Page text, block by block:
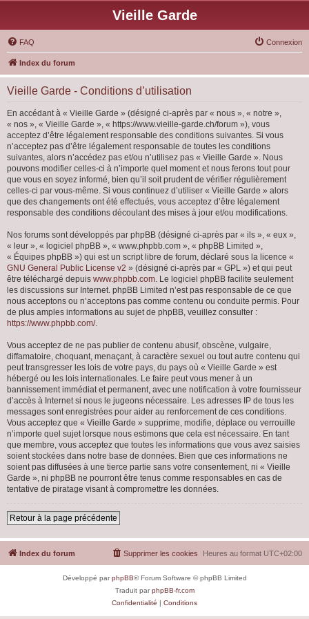
Vieille Garde
FAQ Connexion
Index du forum
Vieille Garde - Conditions d’utilisation
En accédant à « Vieille Garde » (désigné ci-après par « nous », « notre »,
« nos », « Vieille Garde », « https://www.vieille-garde.ch/forum »), vous
acceptez d’être légalement responsable des conditions suivantes. Si vous
n’acceptez pas d’être légalement responsable de toutes les conditions
suivantes, alors n’accédez pas et/ou n’utilisez pas « Vieille Garde ». Nous
pouvons modifier celles-ci à n’importe quel moment et nous ferons tout pour
que vous en soyez informé, bien qu’il soit prudent de vérifier régulièrement
celles-ci par vous-même. Si vous continuez d’utiliser « Vieille Garde » alors
que des changements ont été effectués, vous acceptez d’être légalement
responsable des conditions découlant des mises à jour et/ou modifications.
Nos forums sont développés par phpBB (désigné ci-après par « ils », « eux »,
« leur », « logiciel phpBB », « www.phpbb.com », « phpBB Limited »,
« Équipes phpBB ») qui est un script libre de forum, déclaré sous la licence «
GNU General Public License v2 » (désigné ci-après par « GPL ») et qui peut
être téléchargé depuis www.phpbb.com. Le logiciel phpBB facilite seulement
les discussions sur Internet. phpBB Limited n’est pas responsable de ce que
nous acceptons ou n’acceptons pas comme contenu ou conduite permis. Pour
de plus amples informations au sujet de phpBB, veuillez consulter :
https://www.phpbb.com/.
Vous acceptez de ne pas publier de contenu abusif, obscène, vulgaire,
diffamatoire, choquant, menaçant, à caractère sexuel ou tout autre contenu qui
peut transgresser les lois de votre pays, du pays où « Vieille Garde » est
hébergé ou les lois internationales. Le faire peut vous mener à un
bannissement immédiat et permanent, avec une notification à votre fournisseur
d’accès à Internet si nous le jugeons nécessaire. Les adresses IP de tous les
messages sont enregistrées pour aider au renforcement de ces conditions.
Vous acceptez que « Vieille Garde » supprime, modifie, déplace ou verrouille
n’importe quel sujet lorsque nous estimons que cela est nécessaire. En tant
que membre, vous acceptez que toutes les informations que vous avez saisies
soient stockées dans notre base de données. Bien que ces informations ne
soient pas diffusées à une tierce partie sans votre consentement, ni « Vieille
Garde », ni phpBB ne pourront être tenus comme responsables en cas de
tentative de piratage visant à compromettre les données.
Retour à la page précédente
Index du forum Heures au format UTC+02:00
Supprimer les cookies
Développé parphpBB® Forum Software © phpBB Limited
Traduit parphpBB-fr.com
Confidentialité | Conditions